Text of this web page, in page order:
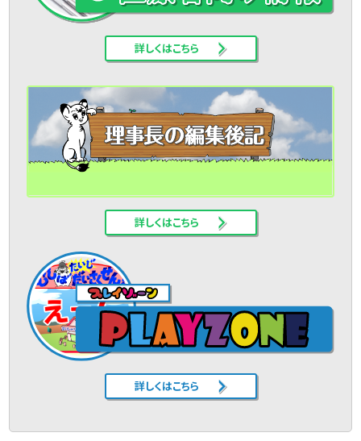
詳しくはこちら
詳しくはこちら
詳しくはこちら